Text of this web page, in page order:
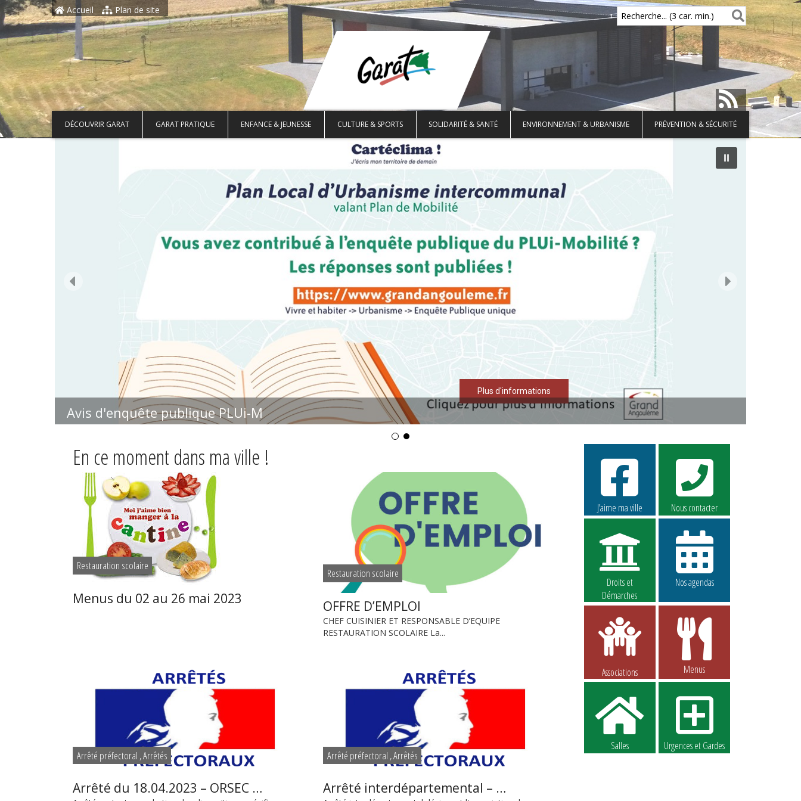
Aller au contenu principal
Accueil Plan de site
Recherche... (3 car. min.)
DÉCOUVRIR GARAT GARAT PRATIQUE ENFANCE & JEUNESSE CULTURE & SPORTS SOLIDARITÉ & SANTÉ ENVIRONNEMENT & URBANISME PRÉVENTION & SÉCURITÉ
Plus d'informations
Plus d'informations
Inscription rentrée scolaire
En ce moment dans ma ville !
Restauration scolaire
Menus du 02 au 26 mai 2023
Restauration scolaire
OFFRE D’EMPLOI
CHEF CUISINIER ET RESPONSABLE D’EQUIPE
RESTAURATION SCOLAIRE La...
Arrêté préfectoral ,Arrêtés
Arrêté du 18.04.2023 – ORSEC …
Arrêté préfectoral ,Arrêtés
Arrêté interdépartemental – …
J’aime ma ville Nous contacter
Droits et
Démarches
Nos agendas
Associations Menus
Salles Urgences et Gardes